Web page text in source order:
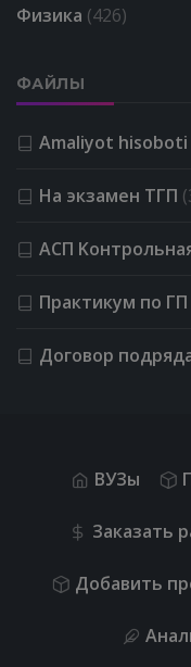
Физика (426)
ФАЙЛЫ
Amaliyot hisoboti
На экзамен ТГП
АСП
Практикум по ГП
Договор
ВУЗы
Заказать
Добавить